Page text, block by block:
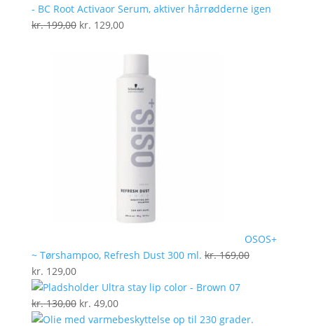
- BC Root Activaor Serum, aktiver hårrødderne igen
kr.199,00 Den
kr. 129,00Den
pris
kr. 129,00.
OSOS+
~ Tørshampoo, Refresh Dust 300 ml. kr.169,00
Den
oprindelige
pris
var:
kr. 129,00Den
aktuelle
pris
er:
Ultra stay lip color - Brown 07
kr.130,00 Den
oprindelige
kr. 49,00Den
aktuelle